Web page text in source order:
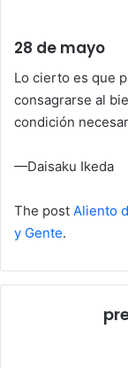
28 de mayo
Lo cierto es que
consagrarse al
condición
—Daisaku Ikeda
The post Aliento
y Gente.